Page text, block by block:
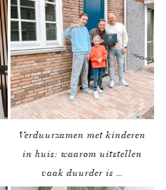
Verduurzamen met kinderen
in huis: waarom uitstellen
vaak duurder is …